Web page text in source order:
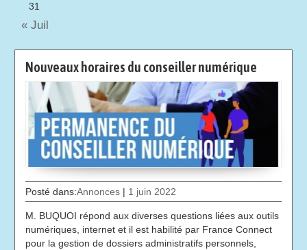
Nouveaux horaires du conseiller numérique
Posté dans:Annonces | 1 juin 2022
M. BUQUOI répond aux diverses questions liées aux outils
numériques, internet et il est habilité par France Connect
pour la gestion de dossiers administratifs personnels,
31
« Juil